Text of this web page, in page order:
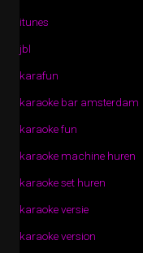
itunes
jbl
karafun
karaoke bar amsterdam
karaoke fun
karaoke machine huren
karaoke set huren
karaoke versie
karaoke version